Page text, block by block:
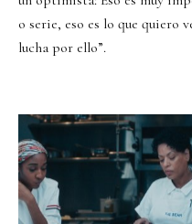
o serie, eso es lo que quiero
lucha por ello”.